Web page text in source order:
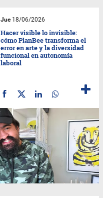
Jue18/06/2026
Hacer visible lo invisible:
cómo PlanBee transforma el
error en arte y la diversidad
funcional en autonomía
laboral